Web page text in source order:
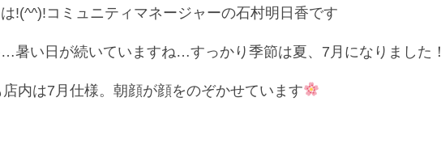
!(^^)!コミュニティマネージャーの石村明日香です
…暑い日が続いていますね…すっかり季節は夏、7月になりました！
内は7月仕様。朝顔が顔をのぞかせています